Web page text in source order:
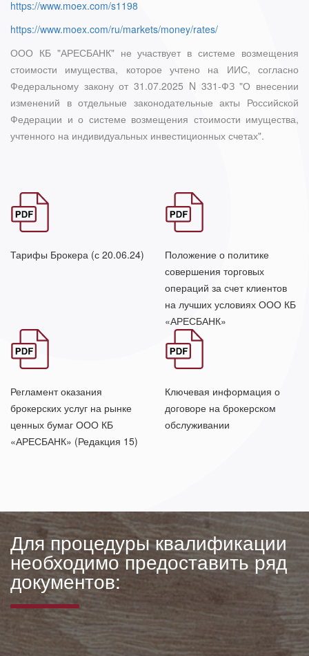
https://www.moex.com/s1198
https://www.moex.com/ru/markets/money/rates/
ООО КБ "АРЕСБАНК" не участвует в системе возмещения
стоимости имущества, которое учтено на ИИС, согласно
Федеральному закону от 31.07.2025 N 331-ФЗ "О внесении
изменений в отдельные законодательные акты Российской
Федерации и о системе возмещения стоимости имущества,
учтенного на индивидуальных инвестиционных счетах".
Формат
Тарифы Брокера (с 20.06.24)
Формат
PDF.
Положение о политике
совершения торговых
операций за счет клиентов
на лучших условиях ООО КБ
«АРЕСБАНК»
Формат
PDF.
Регламент оказания
брокерских услуг на рынке
ценных бумаг ООО КБ
«АРЕСБАНК» (Редакция 15)
Формат
PDF.
Ключевая информация о
договоре на брокерском
обслуживании
Для процедуры квалификации
необходимо предоставить ряд
документов: